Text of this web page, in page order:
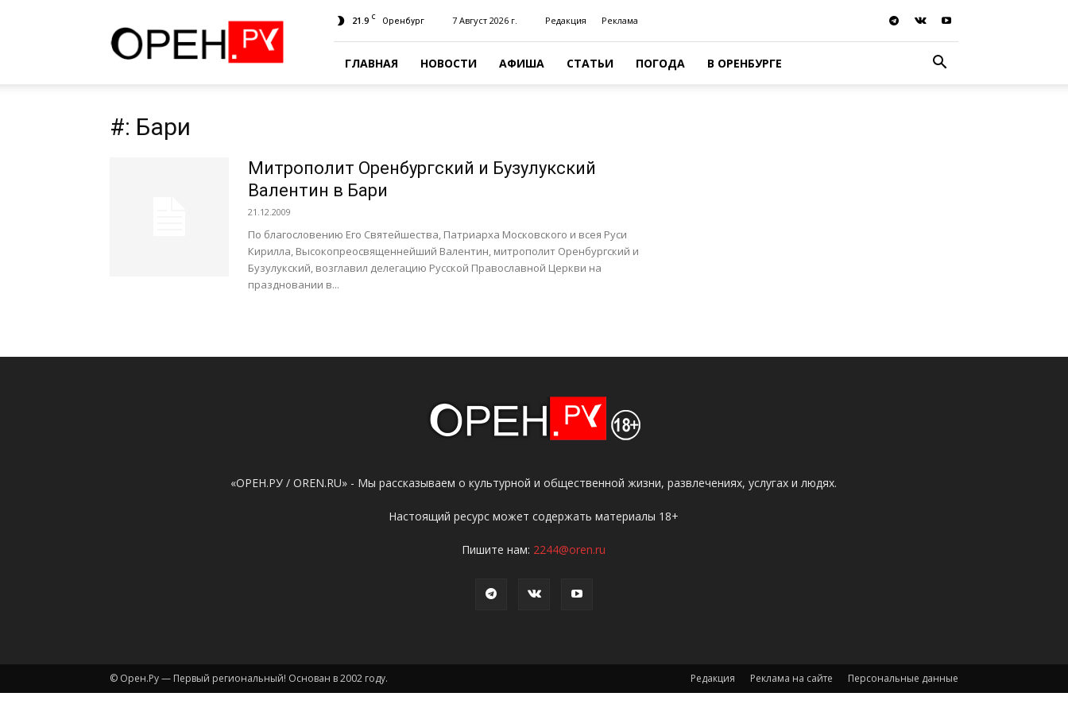
21.9 C Оренбург 7 Август 2026 г. Редакция Реклама
ГЛАВНАЯ НОВОСТИ АФИША СТАТЬИ ПОГОДА В ОРЕНБУРГЕ
#: Бари
Митрополит Оренбургский и Бузулукский
Валентин в Бари
21.12.2009
По благословению Его Святейшества, Патриарха Московского и всея Руси
Кирилла, Высокопреосвященнейший Валентин, митрополит Оренбургский и
Бузулукский, возглавил делегацию Русской Православной Церкви на
праздновании в...
«ОРЕН.РУ / OREN.RU» - Мы рассказываем о культурной и общественной жизни, развлечениях, услугах и людях.
Настоящий ресурс может содержать материалы 18+
Пишите нам: 2244@oren.ru
Редакция Реклама на сайте Персональные данные
© Орен.Ру — Первый региональный! Основан в 2002 году.